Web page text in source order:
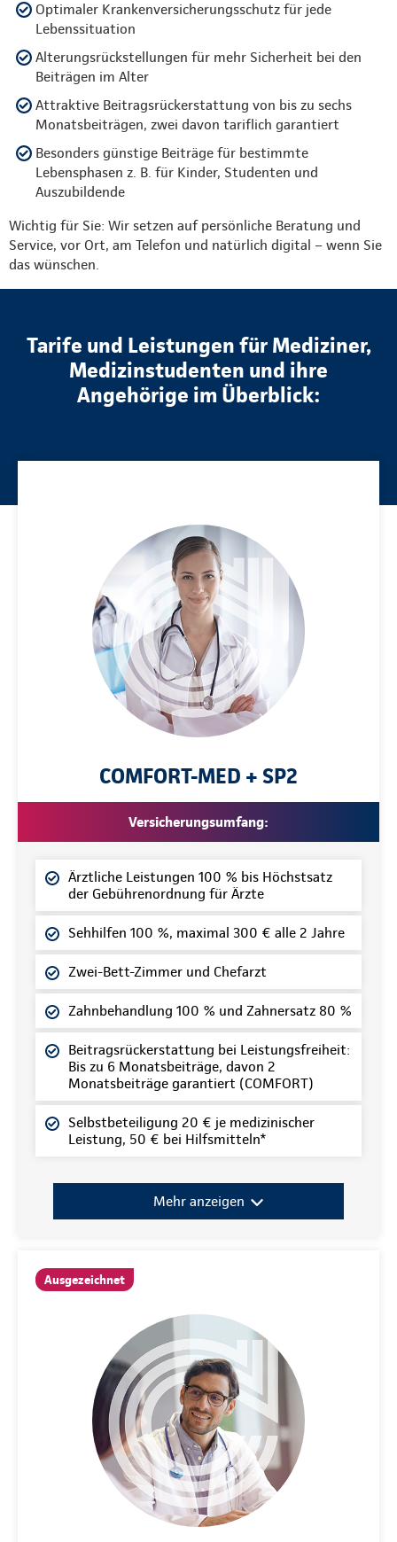
Optimaler Krankenversicherungsschutz für jede
Lebenssituation
Alterungsrückstellungen für mehr Sicherheit bei den
Beiträgen im Alter
Attraktive Beitragsrückerstattung von bis zu sechs
Monatsbeiträgen, zwei davon tariflich garantiert
Besonders günstige Beiträge für bestimmte
Lebensphasen z. B. für Kinder, Studenten und
Auszubildende
Wichtig für Sie: Wir setzen auf persönliche Beratung und
Service, vor Ort, am Telefon und natürlich digital – wenn Sie
das wünschen.
Tarife und Leistungen für Mediziner,
Medizinstudenten und ihre
Angehörige im Überblick:
COMFORT-MED + SP2
Versicherungsumfang:
Ärztliche Leistungen 100 % bis Höchstsatz
der Gebührenordnung für Ärzte
Sehhilfen 100 %, maximal 300 € alle 2 Jahre
Zwei-Bett-Zimmer und Chefarzt
Zahnbehandlung 100 % und Zahnersatz 80 %
Beitragsrückerstattung bei Leistungsfreiheit:
Bis zu 6 Monatsbeiträge, davon 2
Monatsbeiträge garantiert (COMFORT)
Selbstbeteiligung 20 € je medizinischer
Leistung, 50 € bei Hilfsmitteln*
Mehr anzeigen
Ausgezeichnet